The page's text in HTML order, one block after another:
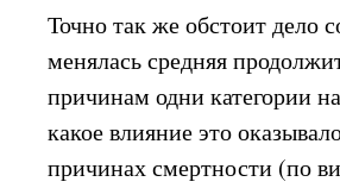
Точно так же обстоит дело
менялась средняя
причинам одни категории
какое влияние это
причинах смертности (по